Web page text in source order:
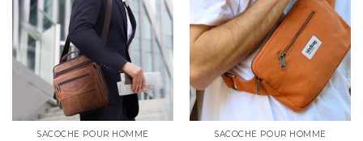
SACOCHE POUR HOMME SACOCHE POUR HOMME